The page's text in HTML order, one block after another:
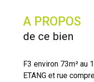
A PROPOS
de ce bien
F3 environ 73m² au
ETANG et rue